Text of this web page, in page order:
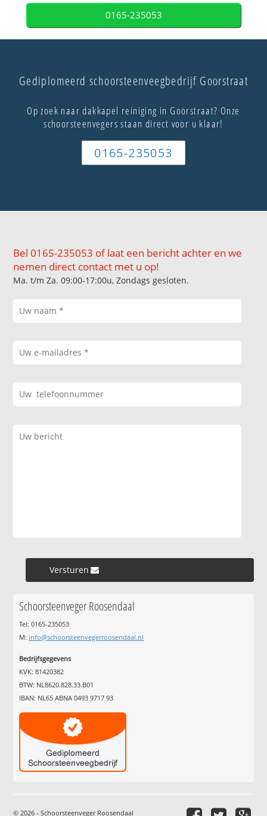
0165-235053
Gediplomeerd schoorsteenveegbedrijf Goorstraat
Op zoek naar dakkapel reiniging in Goorstraat? Onze
schoorsteenvegers staan direct voor u klaar!
0165-235053
Bel 0165-235053 of laat een bericht achter en we
nemen direct contact met u op!
Ma. t/m Za. 09:00-17:00u, Zondags gesloten.
Versturen »
Schoorsteenveger Roosendaal
Tel: 0165-235053
M: info@schoorsteenvegerroosendaal.nl
Bedrijfsgegevens
KVK: 81420382
BTW: NL8620.828.33.B01
IBAN: NL65 ABNA 0493 9717 93
© 2026 - Schoorsteenveger Roosendaal